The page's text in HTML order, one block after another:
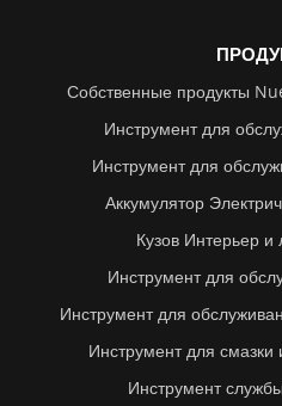
Собственные продукты
Инструмент для
Инструмент для
Аккумулятор
Кузов Интерьер и
Инструмент для
Инструмент для
Инструмент для
Инструмент